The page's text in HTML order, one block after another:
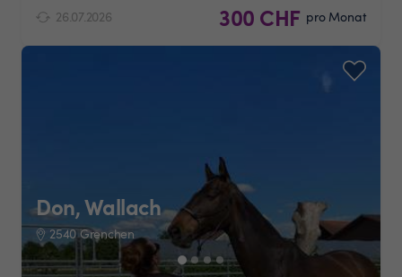
26.07.2026 300 CHF pro Monat
Don, Wallach
2540 Grenchen